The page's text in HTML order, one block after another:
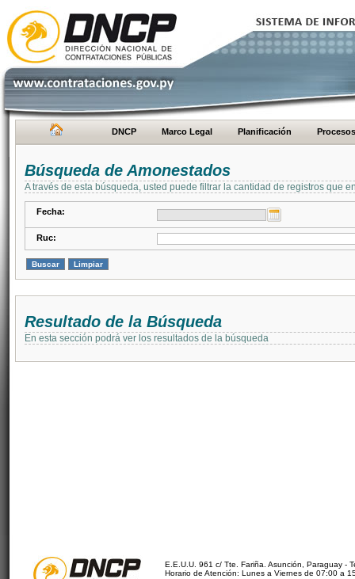
DNCP Marco Legal Planificación Procesos
Búsqueda de Amonestados
A través de esta búsqueda, usted puede filtrar la cantidad de registros que
Fecha:
Ruc:
Resultado de la Búsqueda
En esta sección podrá ver los resultados de la búsqueda
E.E.U.U. 961 c/ Tte. Fariña. Asunción, Paraguay -
Horario de Atención: Lunes a Viernes de 07:00 a